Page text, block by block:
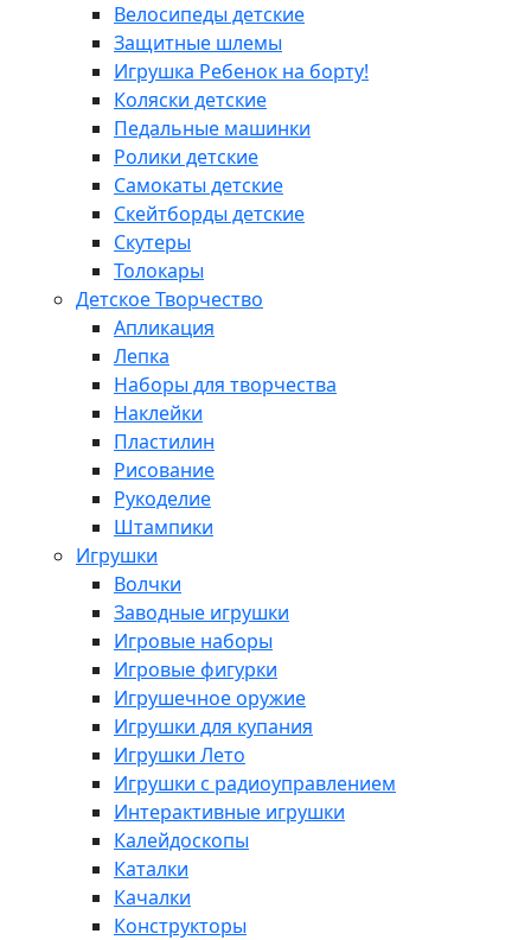
Велосипеды детские
Защитные шлемы
Игрушка Ребенок на борту!
Коляски детские
Педальные машинки
Ролики детские
Самокаты детские
Скейтборды детские
Скутеры
Толокары
Детское Творчество
Апликация
Лепка
Наборы для творчества
Наклейки
Пластилин
Рисование
Рукоделие
Штампики
Игрушки
Волчки
Заводные игрушки
Игровые наборы
Игровые фигурки
Игрушечное оружие
Игрушки для купания
Игрушки Лето
Игрушки с радиоуправлением
Интерактивные игрушки
Калейдоскопы
Каталки
Качалки
Конструкторы